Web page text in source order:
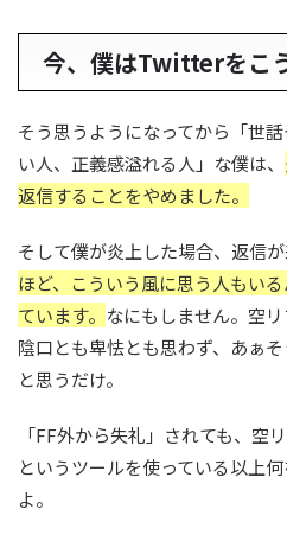
今、僕はTwitterをこ
そう思うようになってから「世
い人、正義感溢れる人」な僕は、
返信することをやめました。
そして僕が炎上した場合、返信
ほど、こういう風に思う人もい
ています。 なにもしません。空リ
陰口とも卑怯とも思わず、あぁ
と思うだけ。
「FF外から失礼」されても、
というツールを使っている以上
よ。